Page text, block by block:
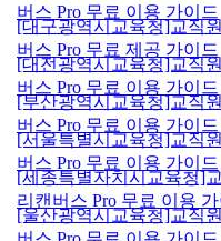
버스 Pro 무료 이용 가이드
[대구광역시교육청]교직
버스 Pro 무료 제공 가이드
[대전광역시교육청]교직
버스 Pro 무료 이용 가이드
[부산광역시교육청]교직
버스 Pro 무료 이용 가이드
[서울특별시교육청]교직
버스 Pro 무료 이용 가이드
[세종특별자치시교육청]
리캔버스 Pro 무료 이용
[울산광역시교육청]교직